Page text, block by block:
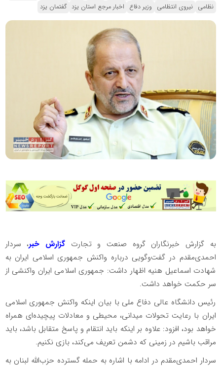
نظامی نیروی انتظامی وزیر دفاع اخبار مرجع استان یزد گفتمان یزد
به گزارش خبرنگاران گروه صنعت و تجارتگزارش خبر، سردار
احمدی‌مقدم در گفت‌وگویی درباره واکنش جمهوری اسلامی ایران به
شهادت اسماعیل هنیه اظهار داشت: جمهوری اسلامی ایران واکنشی از
سر حکمت خواهد داشت.
رئیس دانشگاه عالی دفاع ملی با بیان اینکه واکنش جمهوری اسلامی
ایران با رعایت تحولات میدانی، محیطی و معادلات پیچیده‌ای همراه
خواهد بود، افزود: علاوه بر اینکه باید انتقام و پاسخ متقابل باشد، باید
مراقب باشیم در زمینی که دشمن تعریف می‌کند، بازی نکنیم.
سردار احمدی‌مقدم در ادامه با اشاره به حمله گسترده حزب‌الله لبنان به